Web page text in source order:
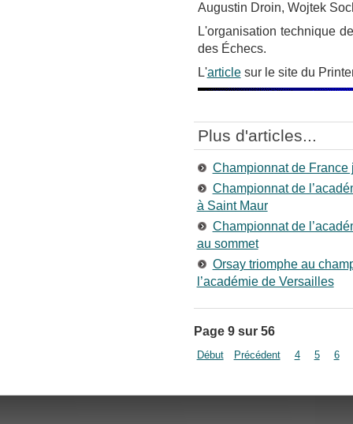
Augustin Droin, Wojtek
L'organisation technique
des Échecs.
L'articlesur le site du
Plus d'articles...
Championnat de France
Championnat de
à Saint Maur
Championnat de
au sommet
Orsay triomphe au
l’académie de Versailles
Page 9 sur 56
Début Précédent 4 5 6